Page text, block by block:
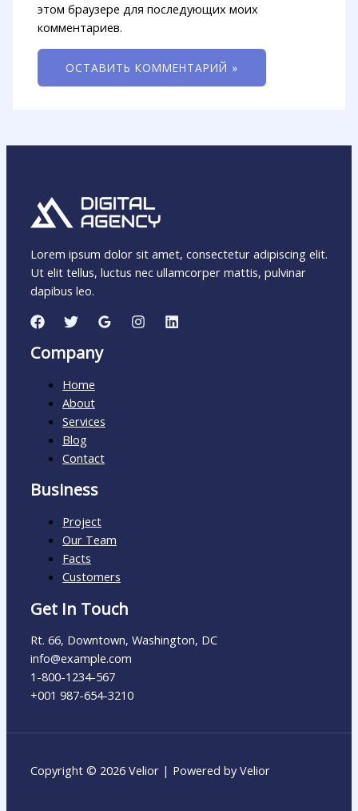
этом браузере для последующих моих
комментариев.
Lorem ipsum dolor sit amet, consectetur adipiscing elit.
Ut elit tellus, luctus nec ullamcorper mattis, pulvinar
dapibus leo.
Company
Home
About
Services
Blog
Contact
Business
Project
Our Team
Facts
Customers
Get In Touch
Rt. 66, Downtown, Washington, DC
info@example.com​
1-800-1234-567
+001 987-654-3210
Copyright © 2026 Velior | Powered by Velior